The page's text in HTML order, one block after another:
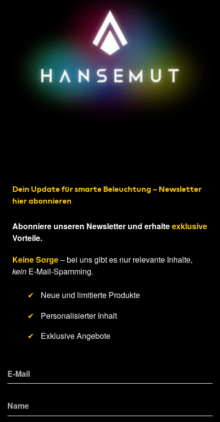
Dein Update für smarte Beleuchtung – Newsletter
hier abonnieren
Abonniere unseren Newsletter und erhalteexklusive
Vorteile.
Keine Sorge– bei uns gibt es nur relevante Inhalte,
kein E-Mail-Spamming.
✔
Neue und limitierte Produkte
✔
Personalisierter Inhalt
✔
Exklusive Angebote